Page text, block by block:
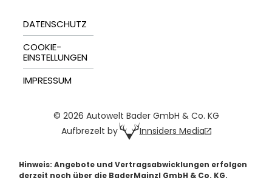
DATENSCHUTZ
COOKIE-
EINSTELLUNGEN
IMPRESSUM
© 2026 Autowelt Bader GmbH & Co. KG
Aufbrezelt by
Innsiders Media
Hinweis: Angebote und Vertragsabwicklungen erfolgen
derzeit noch über die BaderMainzl GmbH & Co. KG.